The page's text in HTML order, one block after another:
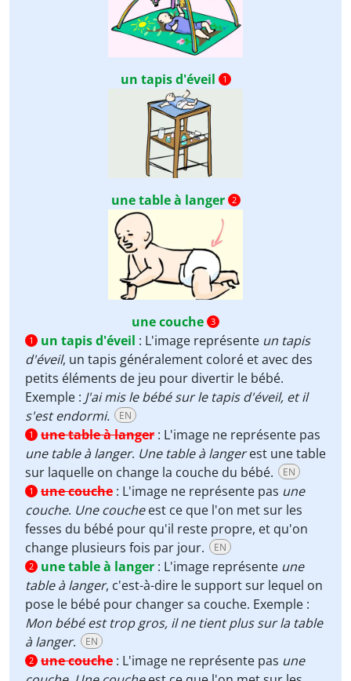
un tapis d'éveil 1
une table à langer 2
une couche 3
1
un tapis d'éveil : L'image représente un tapis
d'éveil, un tapis généralement coloré et avec des
petits éléments de jeu pour divertir le bébé.
Exemple : J'ai mis le bébé sur le tapis d'éveil, et il
s'est endormi.
EN
1 une table à langer : L'image ne représente pas
une table à langer. Une table à langerest une table
sur laquelle on change la couche du bébé.
EN
1 une couche : L'image ne représente pas une
couche. Une coucheest ce que l'on met sur les
fesses du bébé pour qu'il reste propre, et qu'on
change plusieurs fois par jour.
EN
2 une table à langer : L'image représente une
table à langer, c'est-à-dire le support sur lequel on
pose le bébé pour changer sa couche. Exemple :
Mon bébé est trop gros, il ne tient plus sur la table
à langer. EN
2 une couche : L'image ne représente pas une